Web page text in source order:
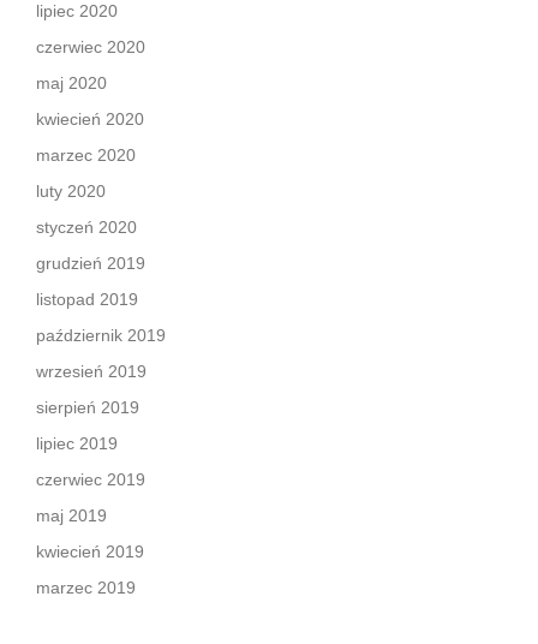
lipiec 2020
czerwiec 2020
maj 2020
kwiecień 2020
marzec 2020
luty 2020
styczeń 2020
grudzień 2019
listopad 2019
październik 2019
wrzesień 2019
sierpień 2019
lipiec 2019
czerwiec 2019
maj 2019
kwiecień 2019
marzec 2019